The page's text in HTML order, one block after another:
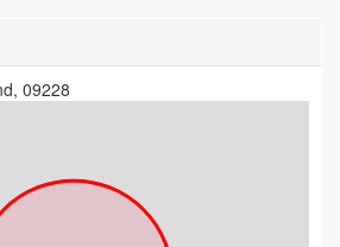
09228